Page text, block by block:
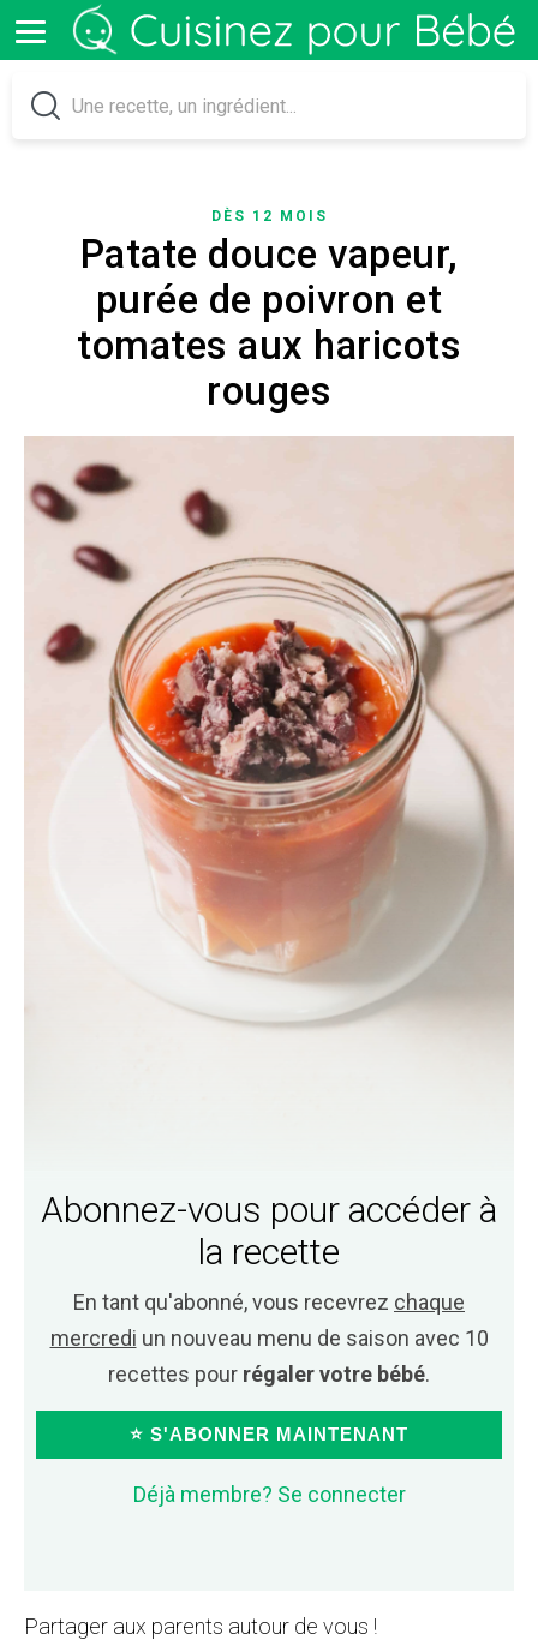
DÈS 12 MOIS
Patate douce vapeur,
purée de poivron et
tomates aux haricots
rouges
Abonnez-vous pour accéder à
la recette
En tant qu'abonné, vous recevrez chaque
mercredi un nouveau menu de saison avec 10
recettes pour régaler votre bébé.
⭐ S'ABONNER MAINTENANT
Déjà membre? Se connecter
Partager aux parents autour de vous !